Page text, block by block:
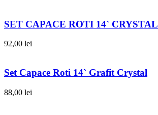
SET CAPACE ROTI 14` CRYSTAL
92,00 lei
Set Capace Roti 14` Grafit Crystal
88,00 lei